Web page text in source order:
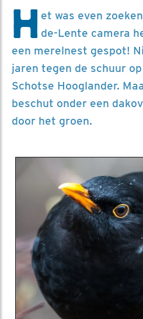
H et was even
de-Lente camera
een merelnest gespot!
jaren tegen de schuur
Schotse Hooglander.
beschut onder een
door het groen.